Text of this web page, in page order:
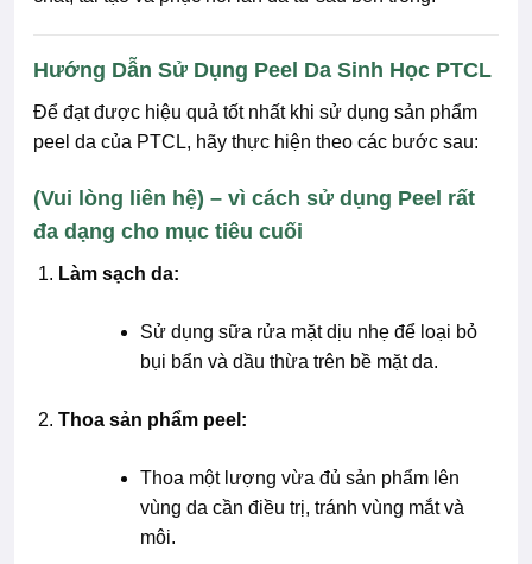
Hướng Dẫn Sử Dụng Peel Da Sinh Học PTCL
Để đạt được hiệu quả tốt nhất khi sử dụng sản phẩm
peel da của PTCL, hãy thực hiện theo các bước sau:
(Vui lòng liên hệ) – vì cách sử dụng Peel rất
đa dạng cho mục tiêu cuối
Làm sạch da:
Sử dụng sữa rửa mặt dịu nhẹ để loại bỏ
bụi bẩn và dầu thừa trên bề mặt da.
Thoa sản phẩm peel:
Thoa một lượng vừa đủ sản phẩm lên
vùng da cần điều trị, tránh vùng mắt và
môi.